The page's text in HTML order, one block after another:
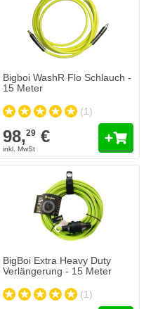
Bigboi WashR Flo Schlauch -
15 Meter
(1)
98,29 €
gewählten Optionen
BigBoi Extra Heavy Duty
Verlängerung - 15 Meter
(1)